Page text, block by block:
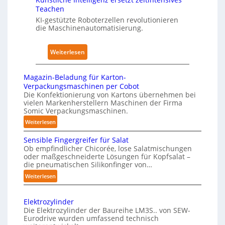
a
A
h
a
u
w
i
r
u
n
g
e
n
v
n
P
h
y
a
Teachen
KI-gestützte Roboterzellen revolutionieren
die Maschinenautomatisierung.
Weiterlesen
K
n
s
t
l
c
h
e
I
l
Magazin-Beladung für Karton-
Verpackungsmaschinen per Cobot
Die Konfektionierung von Kartons übernehmen bei
vielen Markenherstellern Maschinen der Firma
Somic Verpackungsmaschinen.
Weiterlesen:
M
a
g
a
z
i
-
B
e
Sensible Fingergreifer für Salat
Ob empfindlicher Chicorée, lose Salatmischungen
oder maßgeschneiderte Lösungen für Kopfsalat –
die pneumatischen Silikonfinger von…
Weiterlesen:
S
n
s
i
Elektrozylinder
Die Elektrozylinder der Baureihe LM3S.. von SEW-
Eurodrive wurden umfassend technisch